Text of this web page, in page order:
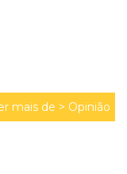
mais de > Opinião